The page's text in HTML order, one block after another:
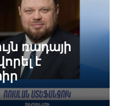
ռադայի
է